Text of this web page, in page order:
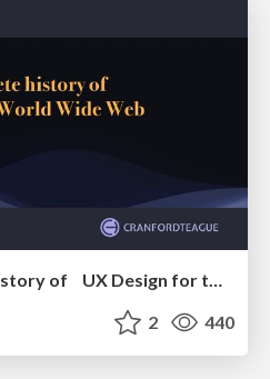
A brief & incomplete history of UX Design for the World Wide Web: 1989–2019
2 440